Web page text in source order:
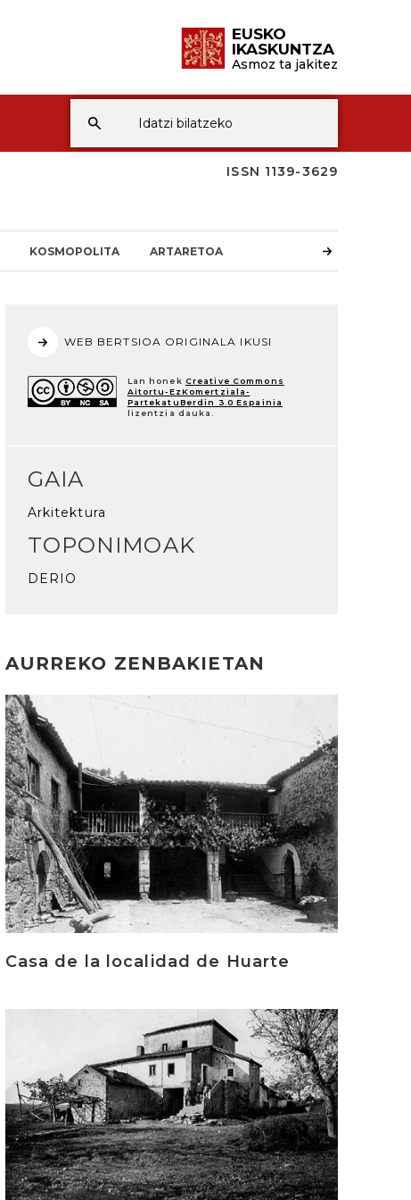
EUSKO
IKASKUNTZA
Asmoz ta jakitez
ISSN 1139-3629
KOSMOPOLITA ARTARETOA
WEB BERTSIOA ORIGINALA IKUSI
Lan honek Creative Commons
Aitortu-EzKomertziala-
PartekatuBerdin 3.0 Espainia
lizentzia dauka.
GAIA
Arkitektura
TOPONIMOAK
DERIO
AURREKO ZENBAKIETAN
Casa de la localidad de Huarte
Irakurri